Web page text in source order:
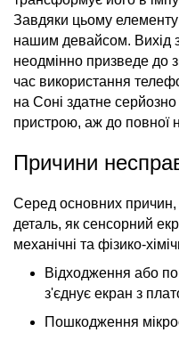
Завдяки цьому
нашим девайсом. Вихід
неодмінно призведе до
час використання
на Соні здатне
пристрою, аж до повної
Причини
Серед основних причин,
деталь, як сенсорний
механічні та фізико-
Відходження або
з'єднує екран з
Пошкодження